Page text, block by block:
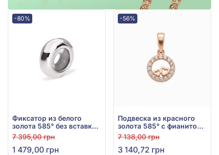
-80%
Фиксатор из белого
золота 585° без вставки,
арт. 559035
7 395,00 грн
1 479,00 грн
-56%
Подвеска из красного
золота 585° с фианитом/
куб.цирконием, арт.
5010042
7 138,00 грн
3 140,72 грн